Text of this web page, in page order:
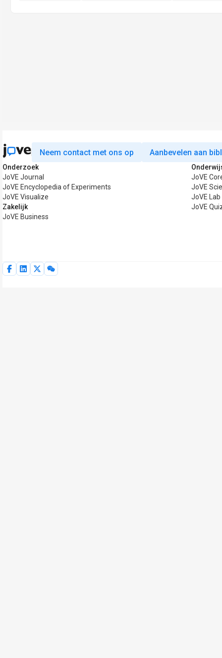
Neem contact met ons op Aanbevelen aan
Onderzoek
JoVE Journal
JoVE Encyclopedia of Experiments
JoVE Visualize
Zakelijk
JoVE Business
JoVE
JoVE
JoVE
JoVE